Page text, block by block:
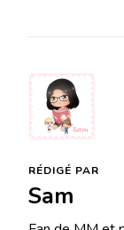
RÉDIGÉ PAR
Sam